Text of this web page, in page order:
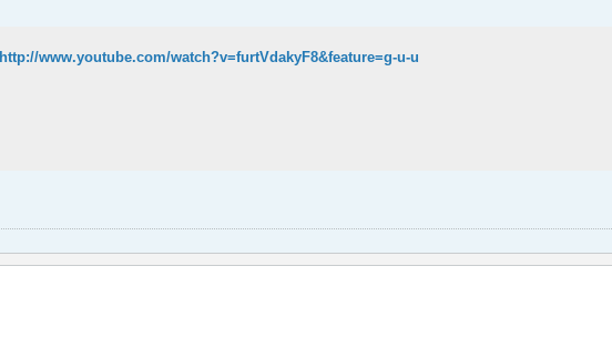
http://www.youtube.com/watch?v=furtVdakyF8&feature=g-u-u